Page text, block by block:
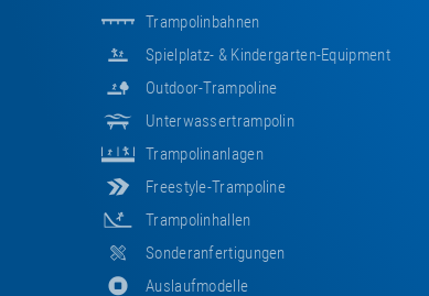
Trampolinbahnen
Spielplatz- & Kindergarten-Equipment
Outdoor-Trampoline
Unterwassertrampolin
Trampolinanlagen
Freestyle-Trampoline
Trampolinhallen
Sonderanfertigungen
Auslaufmodelle